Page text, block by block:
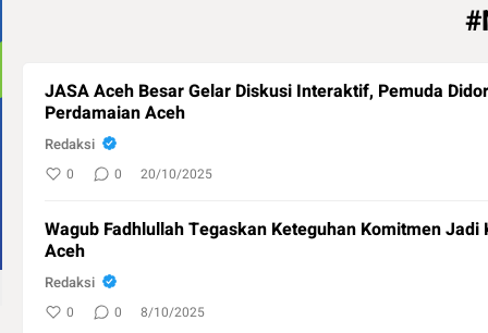
JASA Aceh Besar Gelar Diskusi Interaktif, Pemuda
Perdamaian Aceh
Redaksi
0 0 20/10/2025
Wagub Fadhlullah Tegaskan Keteguhan Komitmen Jadi
Aceh
Redaksi
0 0 8/10/2025